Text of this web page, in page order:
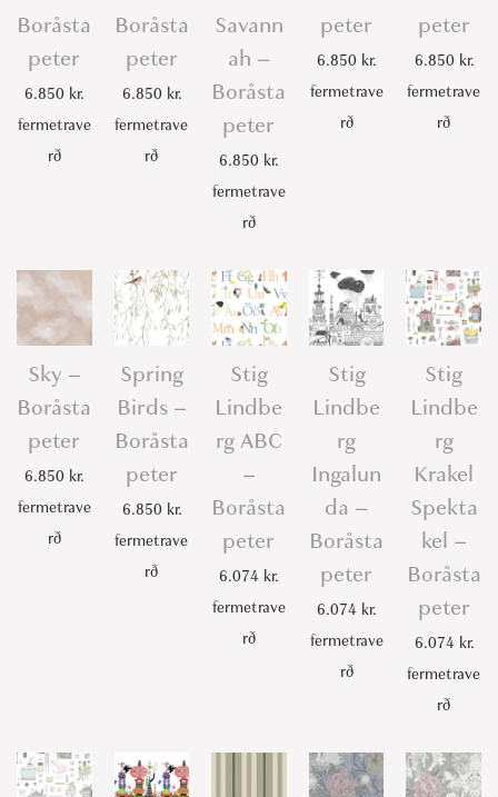
Boråsta
peter
6.850 kr.
fermetrave
rð
Boråsta
peter
6.850 kr.
fermetrave
rð
Savann
ah –
Boråsta
peter
6.850 kr.
fermetrave
rð
peter
6.850 kr.
fermetrave
rð
peter
6.850 kr.
fermetrave
rð
Sky –
Boråsta
peter
6.850 kr.
fermetrave
rð
Spring
Birds –
Boråsta
peter
6.850 kr.
fermetrave
rð
Stig
Lindbe
rg ABC
–
Boråsta
peter
6.074 kr.
fermetrave
rð
Stig
Lindbe
rg
Ingalun
da –
Boråsta
peter
6.074 kr.
fermetrave
rð
Stig
Lindbe
rg
Krakel
Spekta
kel –
Boråsta
peter
6.074 kr.
fermetrave
rð